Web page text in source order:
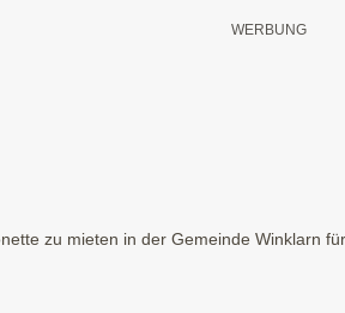
zu mieten in der Gemeinde Winklarn